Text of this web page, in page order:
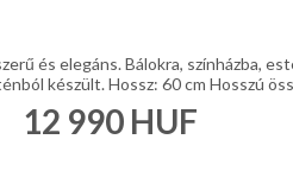
és elegáns. Bálokra, színházba,
készült. Hossz: 60 cm Hosszú
12 990 HUF